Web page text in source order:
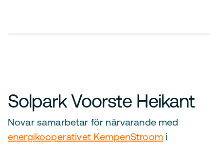
Solpark Voorste Heikant
Novar samarbetar för närvarande med
energikooperativet KempenStroomi